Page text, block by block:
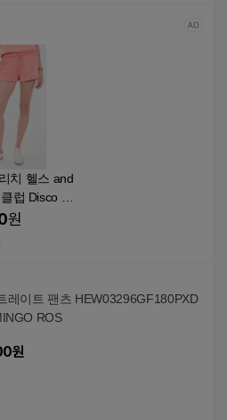
치 헬스 and
럽 Disco 쇼
원
레이트 팬츠 HEW03296GF180PXD
ROS
원